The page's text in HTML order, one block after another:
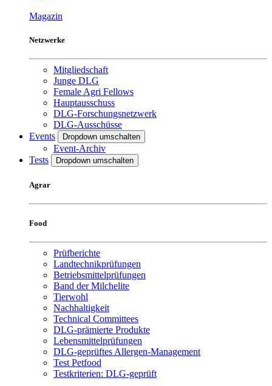
Magazin
Netzwerke
Mitgliedschaft
Junge DLG
Female Agri Fellows
Hauptausschuss
DLG-Forschungsnetzwerk
DLG-Ausschüsse
Events
Dropdown umschalten
Event-Archiv
Tests
Dropdown umschalten
Agrar
Food
Prüfberichte
Landtechnikprüfungen
Betriebsmittelprüfungen
Band der Milchelite
Tierwohl
Nachhaltigkeit
Technical Committees
DLG-prämierte Produkte
Lebensmittelprüfungen
DLG-geprüftes Allergen-Management
Test Petfood
Testkriterien: DLG-geprüft